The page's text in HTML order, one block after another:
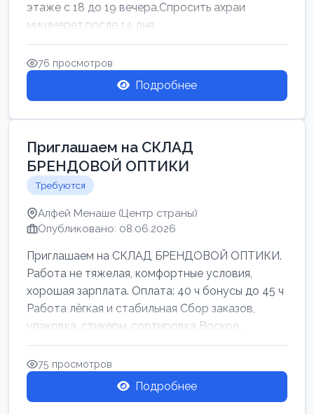
этаже с 18 до 19 вечера.Спросить ахраи
мишмерет.после 14 дня
76 просмотров
Подробнее
Приглашаем на СКЛАД
БРЕНДОВОЙ ОПТИКИ
Требуются
Алфей Менаше (Центр страны)
Опубликовано: 08.06.2026
Приглашаем на СКЛАД БРЕНДОВОЙ ОПТИКИ.
Работа не тяжелая, комфортные условия,
хорошая зарплата. Оплата: 40 ч бонусы до 45 ч
Работа лёгкая и стабильная Сбор заказов,
упаковка, стикеры, сортировка Воскре...
75 просмотров
Подробнее